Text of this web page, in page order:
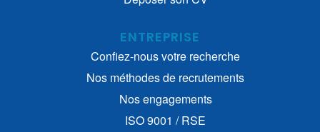
ENTREPRISE
Confiez-nous votre recherche
Nos méthodes de recrutements
Nos engagements
ISO 9001 / RSE